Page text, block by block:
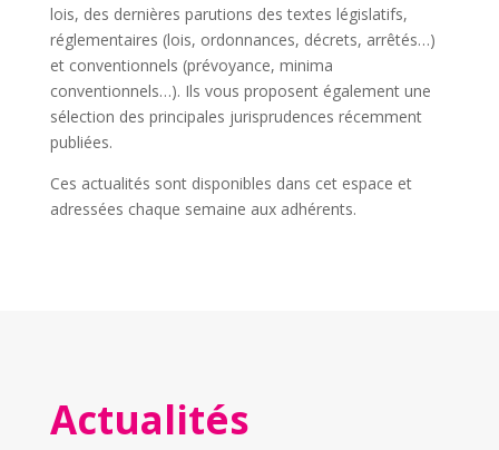
lois, des dernières parutions des textes législatifs,
réglementaires (lois, ordonnances, décrets, arrêtés…)
et conventionnels (prévoyance, minima
conventionnels…). Ils vous proposent également une
sélection des principales jurisprudences récemment
publiées.
Ces actualités sont disponibles dans cet espace et
adressées chaque semaine aux adhérents.
Actualités